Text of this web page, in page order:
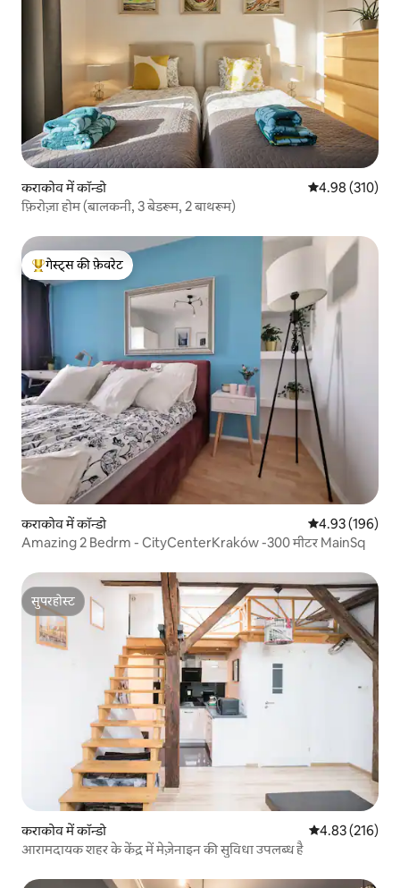
कराकोव में कॉन्डो औसत रेटिंग 5 में से
4.98 (310)
फ़िरोज़ा होम (बालकनी, 3 बेडरूम, 2 बाथरूम)
गेस्ट्स का टॉप फ़ेवरेट
गेस्ट्स की फ़ेवरेट
कराकोव में कॉन्डो औसत रेटिंग 5 में से
4.93 (196)
Amazing 2 Bedrm - CityCenterKraków -300 मीटर MainSq
सुपरहोस्ट
सुपरहोस्ट
कराकोव में कॉन्डो औसत रेटिंग 5 में से
4.83 (216)
आरामदायक शहर के केंद्र में मेज़ेनाइन की सुविधा उपलब्ध है